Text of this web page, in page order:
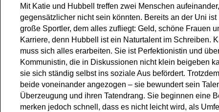
Mit Katie und Hubbell treffen zwei Menschen
gegensätzlicher nicht sein könnten. Bereits an der Uni
große Sportler, dem alles zufliegt: Geld, schöne Frauen
Karriere, denn Hubbell ist ein Naturtalent im Schreiben.
muss sich alles erarbeiten. Sie ist Perfektionistin und
Kommunistin, die in Diskussionen nicht klein beigeben
sie sich ständig selbst ins soziale Aus befördert.
beide voneinander angezogen – sie bewundert sein
Überzeugung und ihren Tatendrang. Sie beginnen eine
merken jedoch schnell, dass es nicht leicht wird, als